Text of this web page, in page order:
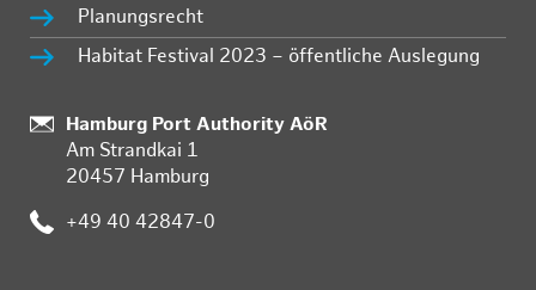
Planungsrecht
Habitat Festival 2023 – öffentliche Auslegung
:
Hamburg Port Authority AöR
Am Strandkai 1
20457 Hamburg
: +49 40 42847-0